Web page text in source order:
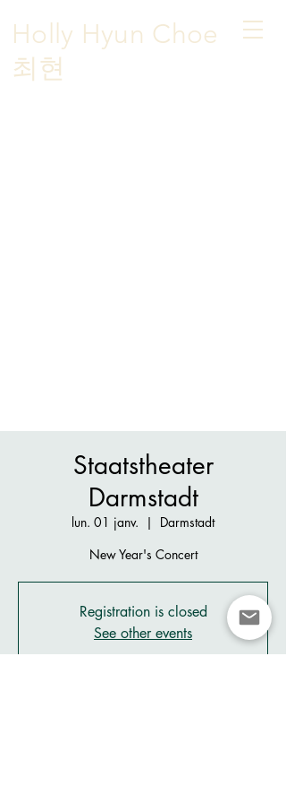
Holly Hyun Choe
​최현
Staatstheater
Darmstadt
lun. 01 janv.
  |
Darmstadt
New Year's Concert
Registration is closed
See other events